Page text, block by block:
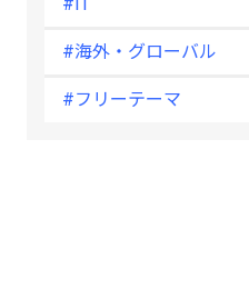
#海外・グローバル
#フリーテーマ